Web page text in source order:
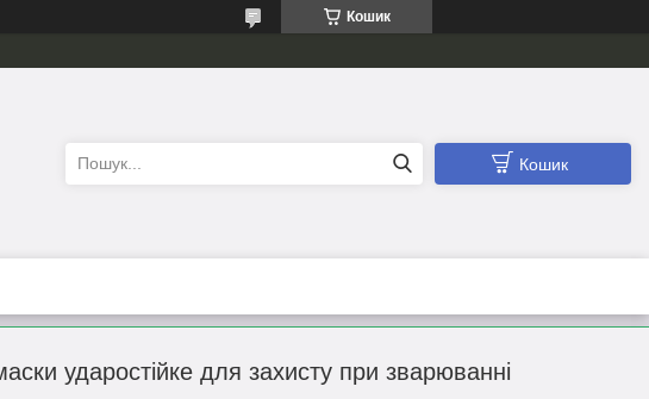
Кошик
Кошик
ударостійке для захисту при зварюванні